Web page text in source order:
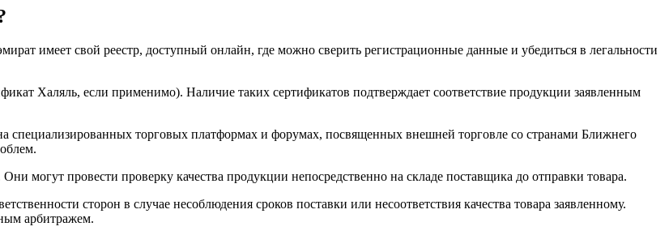
имеет свой реестр, доступный онлайн, где можно сверить регистрационные данные и убедиться в легальности
Халяль, если применимо). Наличие таких сертификатов подтверждает соответствие продукции заявленным
торговых платформах и форумах, посвященных внешней торговле со странами Ближнего
могут провести проверку качества продукции непосредственно на складе поставщика до отправки товара.
сторон в случае несоблюдения сроков поставки или несоответствия качества товара заявленному.
арбитражем.